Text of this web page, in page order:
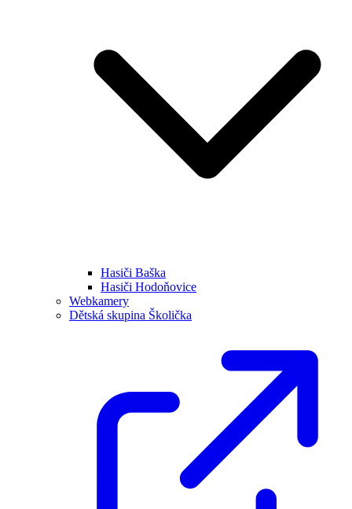
Hasiči Baška
Hasiči Hodoňovice
Webkamery
Dětská skupina Školička